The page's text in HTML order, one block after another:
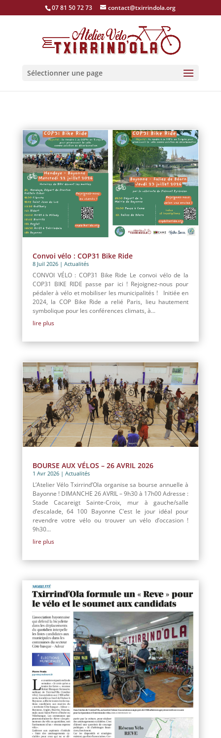
07 81 50 72 73 contact@txirrindola.org
Sélectionner une page
Convoi vélo : COP31 Bike Ride
8 Juil 2026| Actualités
CONVOI VÉLO : COP31 Bike Ride Le convoi vélo de la
COP31 BIKE RIDE passe par ici ! Rejoignez-nous pour
pédaler à vélo et mobiliser les municipalités ! Initiée en
2024, la COP Bike Ride a relié Paris, lieu hautement
symbolique pour les conférences climats, à...
lire plus
BOURSE AUX VÉLOS – 26 AVRIL 2026
1 Avr 2026| Actualités
L’Atelier Vélo Txirrind’Ola organise sa bourse annuelle à
Bayonne ! DIMANCHE 26 AVRIL – 9h30 à 17h00 Adresse :
Stade Cacareigt Sainte-Croix, mur à gauche/salle
d’escalade, 64 100 Bayonne C’est le jour idéal pour
revendre votre vélo ou trouver un vélo d’occasion !
9h30...
lire plus